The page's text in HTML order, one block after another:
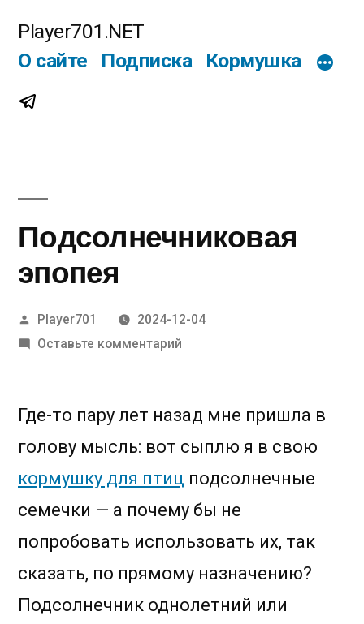
Player701.NET
О сайте
Подписка Кормушка
Telegram
Подсолнечниковая
эпопея
Написано
автором
Player701
2024-12-04
Оставьте комментарийк
Где-то пару лет назад мне пришла в
голову мысль: вот сыплю я в свою
кормушку для птиц подсолнечные
семечки — а почему бы не
попробовать использовать их, так
сказать, по прямому назначению?
Подсолнечник однолетний или